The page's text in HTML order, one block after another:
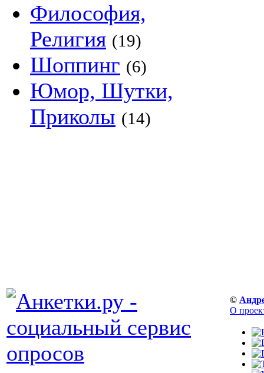
Философия,
Религия (19)
Шоппинг (6)
Юмор, Шутки,
Приколы (14)
©
О